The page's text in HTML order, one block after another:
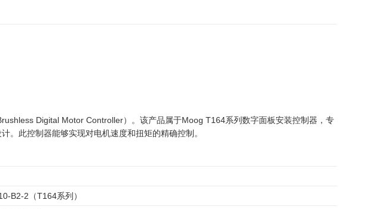
Digital Motor Controller）。该产品属于Moog T164系列数字面板安装控制器，专
。此控制器能够实现对电机速度和扭矩的精确控制。
B2-2（T164系列）